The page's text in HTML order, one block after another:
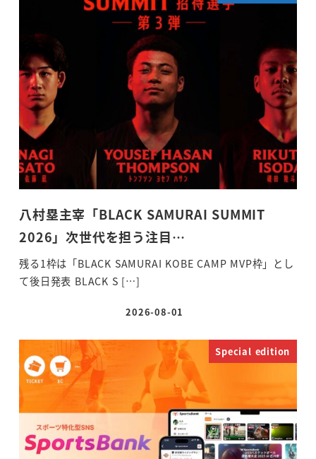
八村塁主宰「BLACK SAMURAI SUMMIT
2026」次世代を担う注目…
残る1枠は「BLACK SAMURAI KOBE CAMP MVP枠」とし
て後日発表 BLACK S […]
投稿日
2026-08-01
Special edition